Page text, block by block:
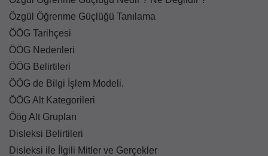
Özgül Öğrenme Güçlüğü Tanılama
ÖÖG Tarihçesi
ÖÖG Nedenleri
ÖÖG Belirtileri
ÖÖG de Bilgi İşlem Modeli.
ÖÖG Alt Kategorileri
Öög Alt Grupları
Disleksi Belirtileri
Disleksi ile İlgili Mitler ve Gerçekler